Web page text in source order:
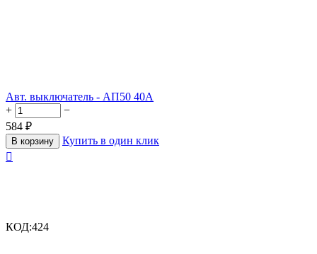
Авт. выключатель - АП50 40А
+
−
584 ₽
В корзину
Купить в один клик

КОД:424